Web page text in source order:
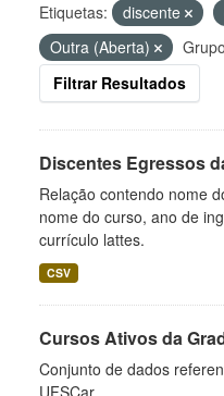
Etiquetas:
discente
Outra (Aberta)
Filtrar Resultados
Discentes Egressos
Relação contendo nome
nome do curso, ano de
currículo lattes.
CSV
Cursos Ativos da
Conjunto de dados
UFSCar